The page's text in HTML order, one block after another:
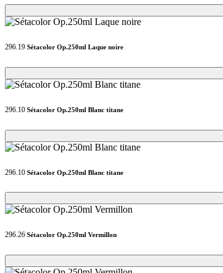
Loading...
Loading...
296.19 Sétacolor Op.250ml Laque noire
Loading...
Loading...
296.10 Sétacolor Op.250ml Blanc titane
Loading...
Loading...
296.10 Sétacolor Op.250ml Blanc titane
Loading...
Loading...
296.26 Sétacolor Op.250ml Vermillon
Loading...
Loading...